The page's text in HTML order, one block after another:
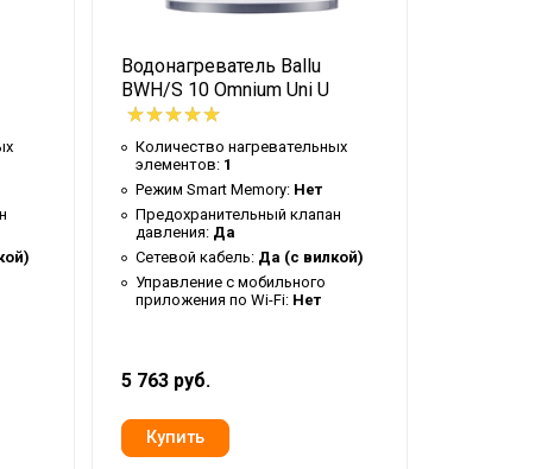
Водонагреватель Ballu
BWH/S 10 Omnium Uni U
Количество нагревательных
элементов: 1
Режим Smart Memory: Нет
Предохранительный клапан
давления: Да
Сетевой кабель: Да (с вилкой)
Управление c мобильного
приложения по Wi-Fi: Нет
5 763 руб.